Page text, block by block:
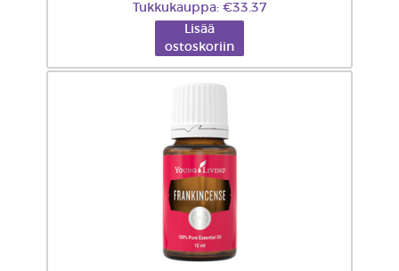
Tukkukauppa: €33.37
Lisää
ostoskoriin